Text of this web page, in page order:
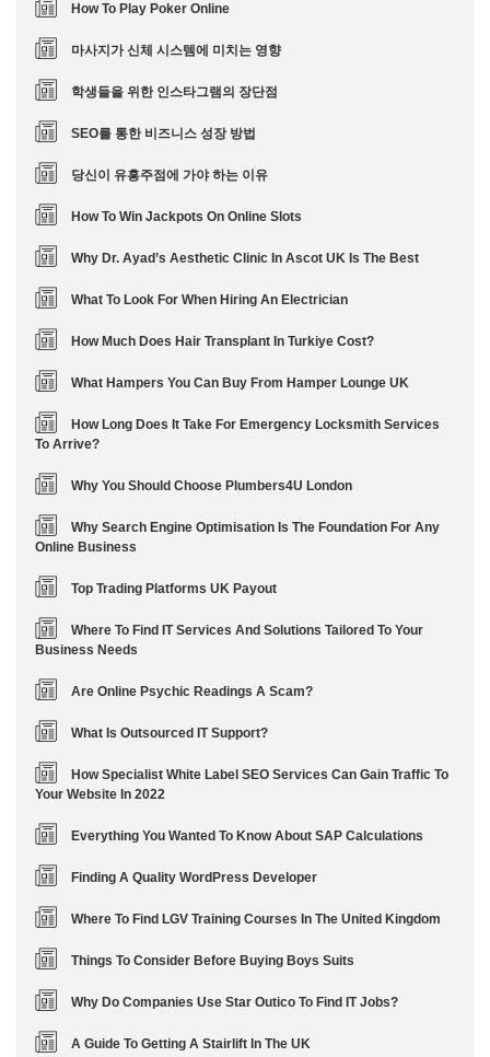
How To Play Poker Online
마사지가 신체 시스템에 미치는 영향
학생들을 위한 인스타그램의 장단점
SEO를 통한 비즈니스 성장 방법
당신이 유흥주점에 가야 하는 이유
How To Win Jackpots On Online Slots
Why Dr. Ayad’s Aesthetic Clinic In Ascot UK Is The Best
What To Look For When Hiring An Electrician
How Much Does Hair Transplant In Turkiye Cost?
What Hampers You Can Buy From Hamper Lounge UK
How Long Does It Take For Emergency Locksmith Services
To Arrive?
Why You Should Choose Plumbers4U London
Why Search Engine Optimisation Is The Foundation For Any
Online Business
Top Trading Platforms UK Payout
Where To Find IT Services And Solutions Tailored To Your
Business Needs
Are Online Psychic Readings A Scam?
What Is Outsourced IT Support?
How Specialist White Label SEO Services Can Gain Traffic To
Your Website In 2022
Everything You Wanted To Know About SAP Calculations
Finding A Quality WordPress Developer
Where To Find LGV Training Courses In The United Kingdom
Things To Consider Before Buying Boys Suits
Why Do Companies Use Star Outico To Find IT Jobs?
A Guide To Getting A Stairlift In The UK